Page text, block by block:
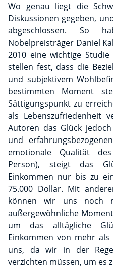
Wo genau liegt die
Diskussionen gegeben,
abgeschlossen. So
Nobelpreisträger Daniel
2010 eine wichtige
stellen fest, dass die
und subjektivem
bestimmten Moment
Sättigungspunkt zu
als Lebenszufriedenheit
Autoren das Glück
und
emotionale Qualität
Person), steigt das
Einkommen nur bis zu
75.000 Dollar. Mit
können wir uns noch
außergewöhnliche
um das alltägliche
Einkommen von mehr
uns, da wir in der
verzichten müssen, um es